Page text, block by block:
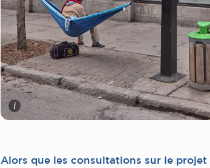
i
Alors que les consultations sur le